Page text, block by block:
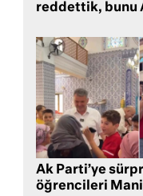
reddettik, bunu
Ak Parti’ye
öğrencileri